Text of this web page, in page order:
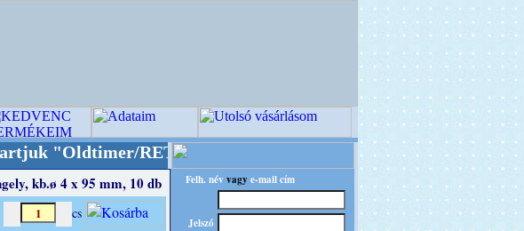
RETRO" designba!
+++++++ OPITEC - A Kreatív
kb.ø 4 x 95 mm, 10 db
cs
Felh. név vagy e-mail cím
Jelszó